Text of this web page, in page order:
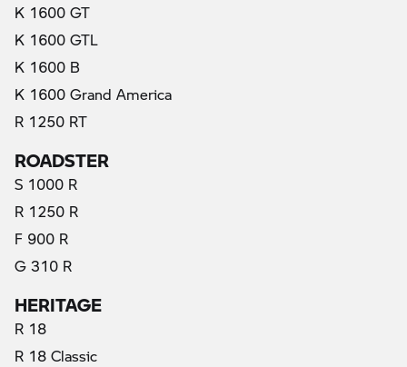
K 1600 GT
K 1600 GTL
K 1600 B
K 1600 Grand America
R 1250 RT
ROADSTER
S 1000 R
R 1250 R
F 900 R
G 310 R
HERITAGE
R 18
R 18 Classic